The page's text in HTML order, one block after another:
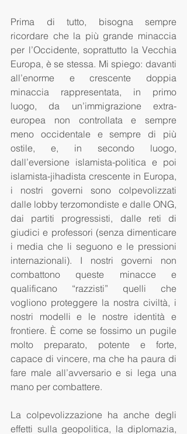
Prima di tutto, bisogna sempre
ricordare che la più grande minaccia
per l’Occidente, soprattutto la Vecchia
Europa, è se stessa. Mi spiego: davanti
all’enorme e crescente doppia
minaccia rappresentata, in primo
luogo, da un’immigrazione extra-
europea non controllata e sempre
meno occidentale e sempre di più
ostile, e, in secondo luogo,
dall’eversione islamista-politica e poi
islamista-jihadista crescente in Europa,
i nostri governi sono colpevolizzati
dalle lobby terzomondiste e dalle ONG,
dai partiti progressisti, dalle reti di
giudici e professori (senza dimenticare
i media che li seguono e le pressioni
internazionali). I nostri governi non
combattono queste minacce e
qualificano “razzisti” quelli che
vogliono proteggere la nostra civiltà, i
nostri modelli e le nostre identità e
frontiere. È come se fossimo un pugile
molto preparato, potente e forte,
capace di vincere, ma che ha paura di
fare male all’avversario e si lega una
mano per combattere.
La colpevolizzazione ha anche degli
effetti sulla geopolitica, la diplomazia,